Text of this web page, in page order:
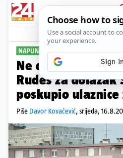
Sport
NAPUNIT ĆE SE BLAGAJNA
Ne dolazi Hajduk
Rudeš za dolazak
poskupio
Piše Davor Kovačević, srijeda,